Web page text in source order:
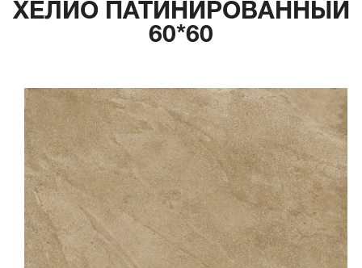
ХЕЛИО ПАТИНИРОВАННЫЙ
60*60